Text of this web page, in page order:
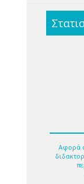
Αφορά